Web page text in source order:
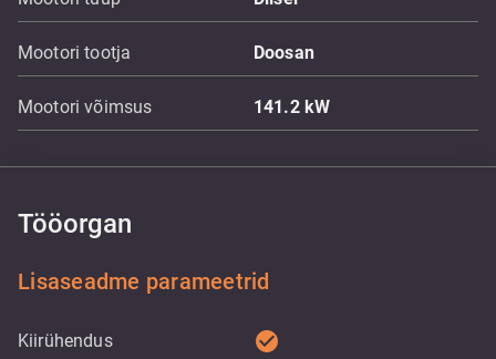
Mootori tootja Doosan
Mootori võimsus 141.2 kW
Tööorgan
Lisaseadme parameetrid
Kiirühendus check_circle